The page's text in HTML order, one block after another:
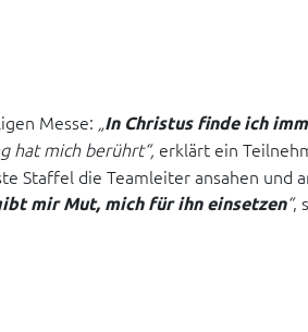
Messe: „In Christus finde ich
hat mich berührt“, erklärt ein
Staffel die Teamleiter ansahen und
mir Mut, mich für ihn einsetzen“,